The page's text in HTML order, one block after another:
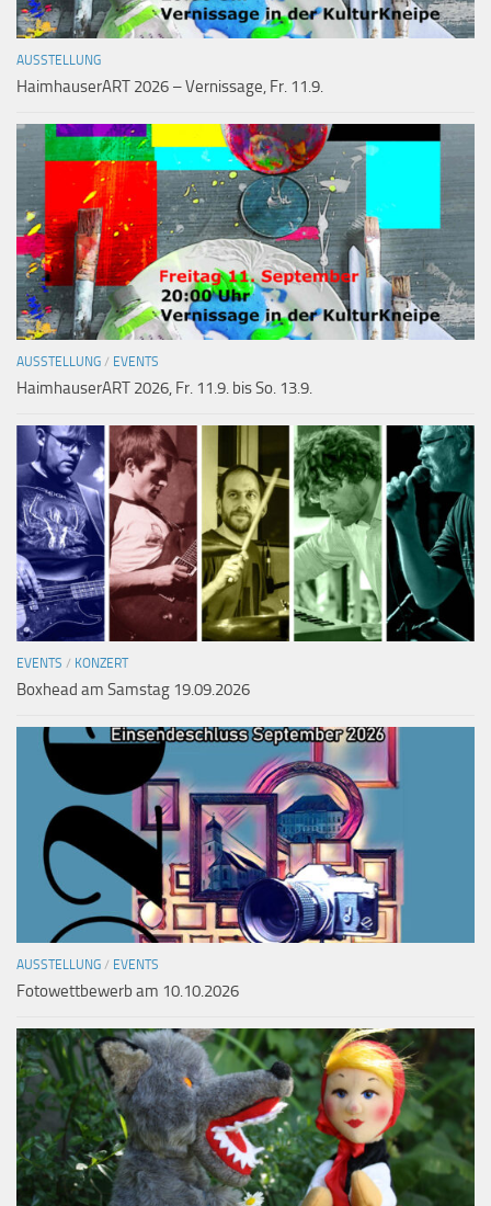
AUSSTELLUNG
HaimhauserART 2026 – Vernissage, Fr. 11.9.
AUSSTELLUNG / EVENTS
HaimhauserART 2026, Fr. 11.9. bis So. 13.9.
EVENTS / KONZERT
Boxhead am Samstag 19.09.2026
AUSSTELLUNG / EVENTS
Fotowettbewerb am 10.10.2026